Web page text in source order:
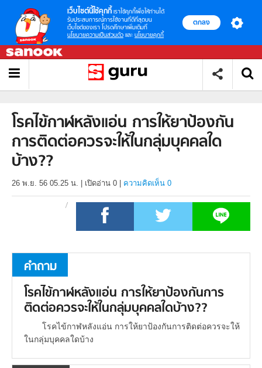
เว็บไซต์นี้ใช้คุกกี้ เราใช้คุกกี้เพื่อให้ท่านได้
รับประสบการณ์การใช้งานที่ดีที่สุดบน
เว็บไซต์ของเรา โปรดศึกษาเพิ่มเติมที่
นโยบายความเป็นส่วนตัว และ นโยบายคุกกี้
ตกลง
โรคไข้กาฬหลังแอ่น การให้ยาป้องกัน
การติดต่อควรจะให้ในกลุ่มบุคคลใด
บ้าง??
26 พ.ย. 56 05.25 น. เปิดอ่าน 0 ความคิดเห็น 0
คำถาม
โรคไข้กาฬหลังแอ่น การให้ยาป้องกันการ
ติดต่อควรจะให้ในกลุ่มบุคคลใดบ้าง??
โรคไข้กาฬหลังแอ่น การให้ยาป้องกันการติดต่อควรจะให้
ในกลุ่มบุคคลใดบ้าง